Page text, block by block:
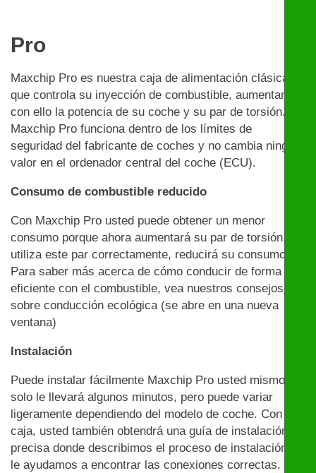
Pro
Maxchip Pro es nuestra caja de alimentación clásica
que controla su inyección de combustible, aumentando
con ello la potencia de su coche y su par de torsión.
Maxchip Pro funciona dentro de los límites de
seguridad del fabricante de coches y no cambia ningún
valor en el ordenador central del coche (ECU).
Consumo de combustible reducido
Con Maxchip Pro usted puede obtener un menor
consumo porque ahora aumentará su par de torsión. Si
utiliza este par correctamente, reducirá su consumo.
Para saber más acerca de cómo conducir de forma
eficiente con el combustible, vea nuestros consejos
sobre conducción ecológica (se abre en una nueva
ventana)
Instalación
Puede instalar fácilmente Maxchip Pro usted mismo:
solo le llevará algunos minutos, pero puede variar
ligeramente dependiendo del modelo de coche. Con la
caja, usted también obtendrá una guía de instalación
precisa donde describimos el proceso de instalación y
le ayudamos a encontrar las conexiones correctas.